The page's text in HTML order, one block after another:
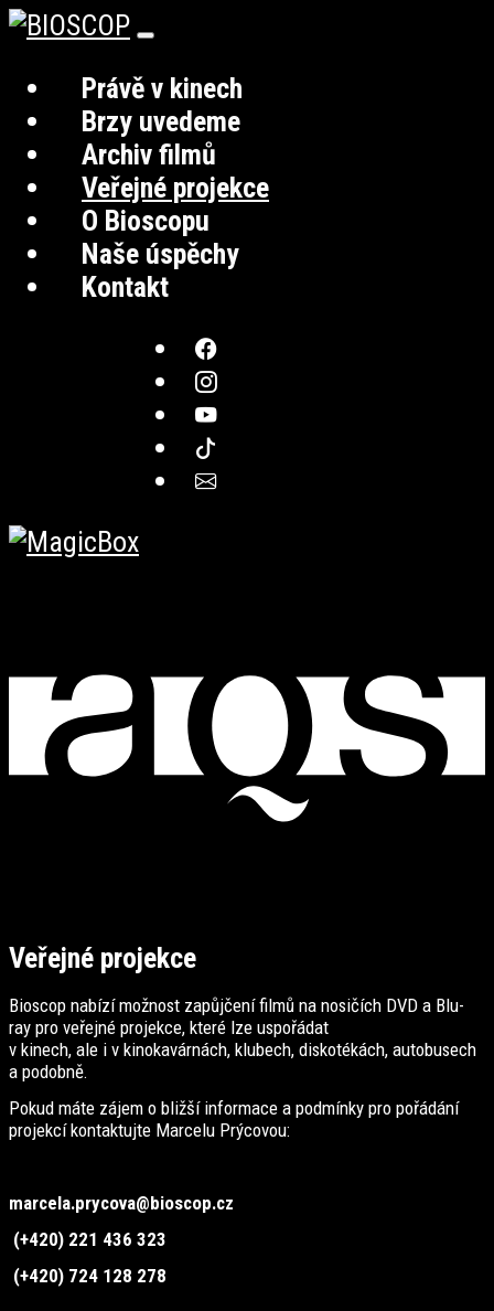
Právě v kinech
Brzy uvedeme
Archiv filmů
Veřejné projekce
O Bioscopu
Naše úspěchy
Kontakt
Veřejné projekce
Bioscop nabízí možnost zapůjčení filmů na nosičích DVD a Blu-
ray pro veřejné projekce, které lze uspořádat
v kinech, ale i v kinokavárnách, klubech, diskotékách, autobusech
a podobně.
Pokud máte zájem o bližší informace a podmínky pro pořádání
projekcí kontaktujte Marcelu Prýcovou:
marcela.prycova@bioscop.cz
(+420) 221 436 323
(+420) 724 128 278